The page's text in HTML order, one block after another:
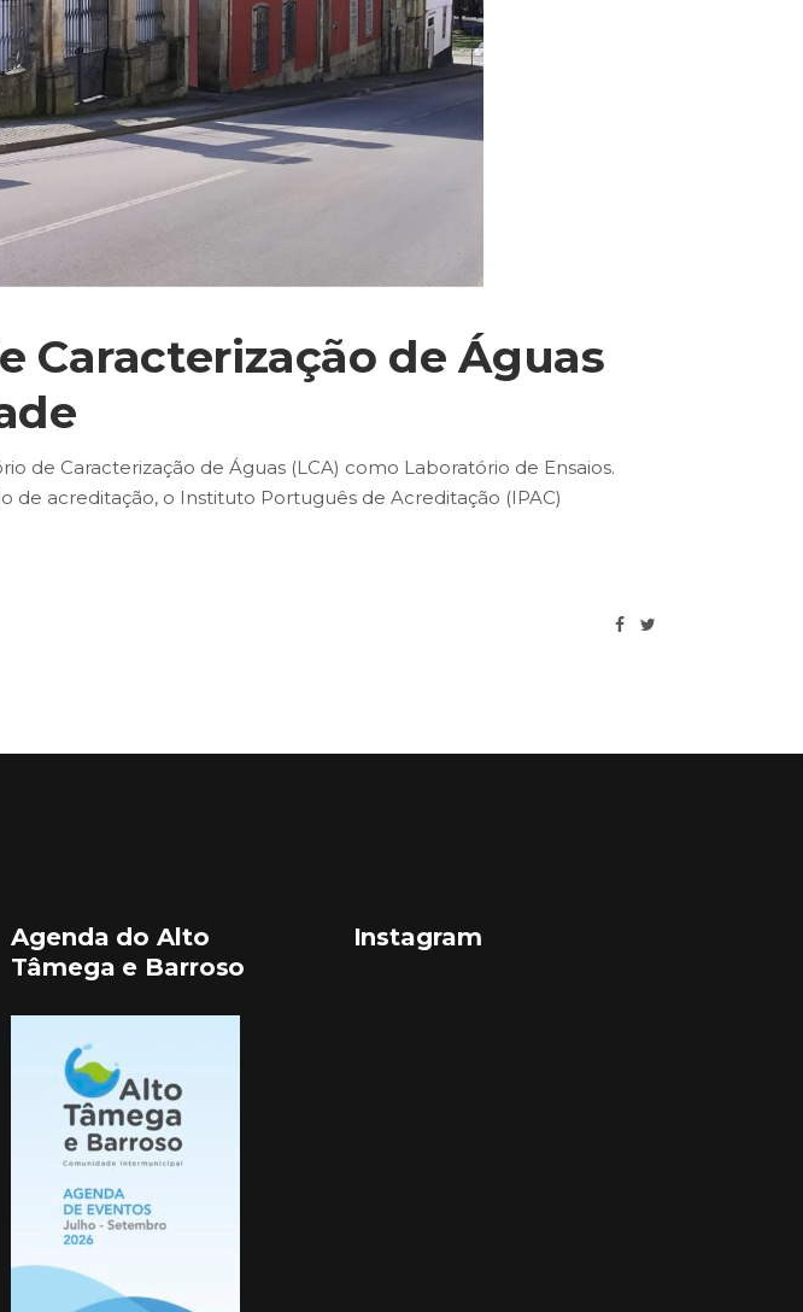
Caracterização de Águas
de Caracterização de Águas (LCA) como Laboratório de Ensaios.
acreditação, o Instituto Português de Acreditação (IPAC)
Agenda do Alto
Tâmega e Barroso
Instagram